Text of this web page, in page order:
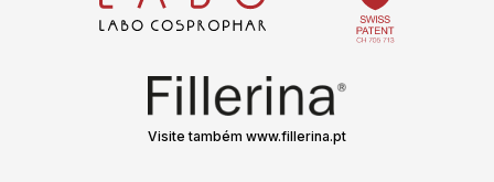
Visite também www.fillerina.pt